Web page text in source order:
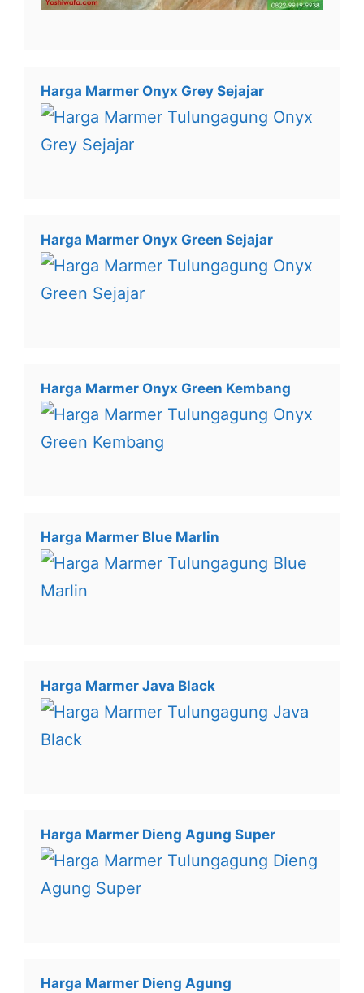
Harga Marmer Onyx Grey Sejajar
Harga Marmer Onyx Green Sejajar
Harga Marmer Onyx Green Kembang
Harga Marmer Blue Marlin
Harga Marmer Java Black
Harga Marmer Dieng Agung Super
Harga Marmer Dieng Agung